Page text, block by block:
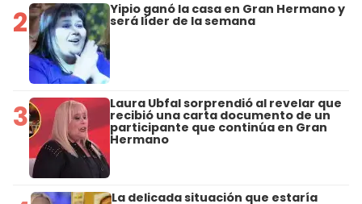
2 Yipio ganó la casa en Gran Hermano y
será líder de la semana
3 Laura Ubfal sorprendió al revelar que
recibió una carta documento de un
participante que continúa en Gran
Hermano
La delicada situación que estaría